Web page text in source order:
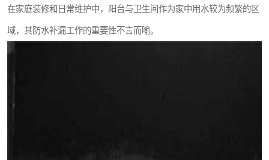
在家庭装修和日常维护中，阳台与卫生间作为家中用水较为频繁的区
域，其防水补漏工作的重要性不言而喻。